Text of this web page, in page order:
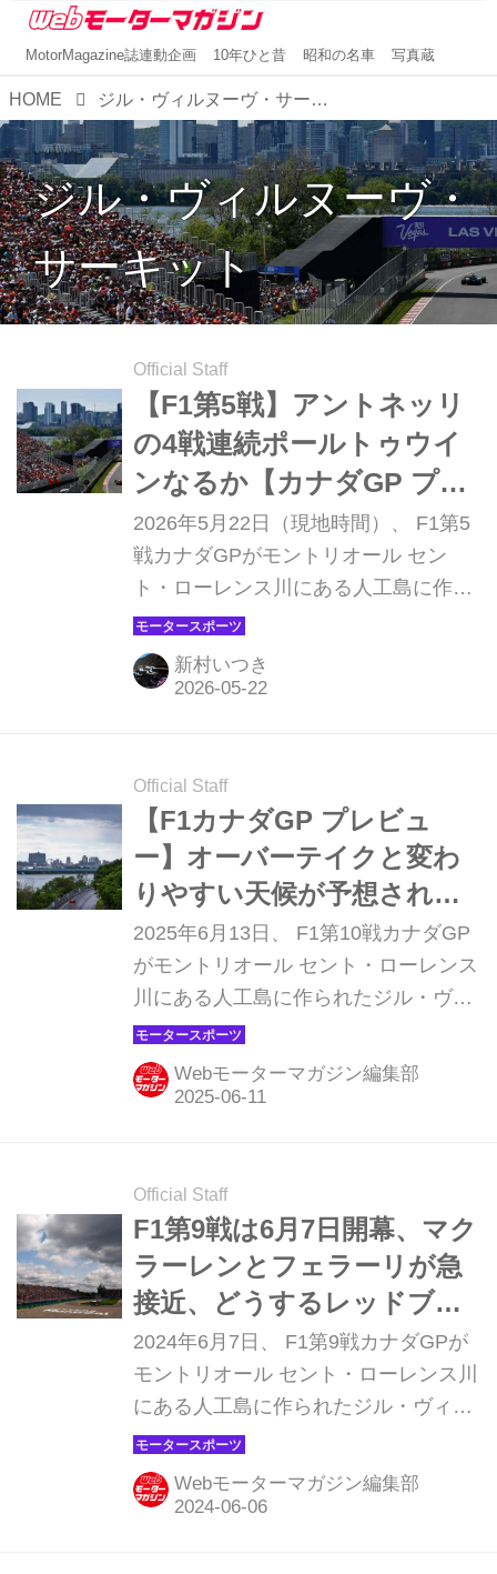
MotorMagazine誌連動企画 10年ひと昔 昭和の名車 写真蔵
HOME ジル・ヴィルヌーヴ・サーキット
ジル・ヴィルヌーヴ・
サーキット
Official Staff
【F1第5戦】アントネッリ
の4戦連続ポールトゥウイ
ンなるか【カナダGP プレ
ビュー】
2026年5月22日（現地時間）、 F1第5
戦カナダGPがモントリオール セン
ト・ローレンス川にある人工島に作ら
れたジル・ヴィルヌーヴ・サーキット
で開幕する。パーマネントサーキット
とも市街地コースとも異なる半公道サ
ダGPは前戦マイアミGPに続いてスプ
リントフォーマットで行われる。
新村いつき
Official Staff
【F1カナダGP プレビュ
ー】オーバーテイクと変わ
りやすい天候が予想される
モントリオール、波乱の要
素はたっぷり
2025年6月13日、 F1第10戦カナダGP
がモントリオール セント・ローレンス
川にある人工島に作られたジル・ヴィ
ルヌーヴ・サーキットで開幕する。モ
ナコほど特殊なコースではないが、パ
ーマネントサーキットとは異なる半公
ーバーテイクは可能であるものの滑り
やすく、しばしば派手なアクシデント
が発生する。
Webモーターマガジン編集部
Official Staff
F1第9戦は6月7日開幕、マク
ラーレンとフェラーリが急
接近、どうするレッドブ
ル！？【カナダGP プレビ
ュー】
2024年6月7日、 F1第9戦カナダGPが
モントリオール セント・ローレンス川
にある人工島に作られたジル・ヴィル
ヌーヴ・サーキットで開幕する。モナ
コほど特殊なコースではないが、パー
マネントサーキットとは異なる半公道
Webモーターマガジン編集部